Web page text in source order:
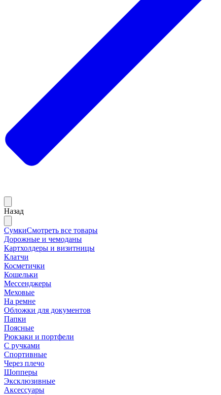
Назад
СумкиСмотреть все товары
Дорожные и чемоданы
Картхолдеры и визитницы
Клатчи
Косметички
Кошельки
Мессенджеры
Меховые
На ремне
Обложки для документов
Папки
Поясные
Рюкзаки и портфели
С ручками
Спортивные
Через плечо
Шопперы
Эксклюзивные
Аксессуары